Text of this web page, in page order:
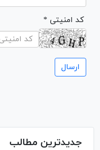
* کد امنیتی
جدیدترین مطالب